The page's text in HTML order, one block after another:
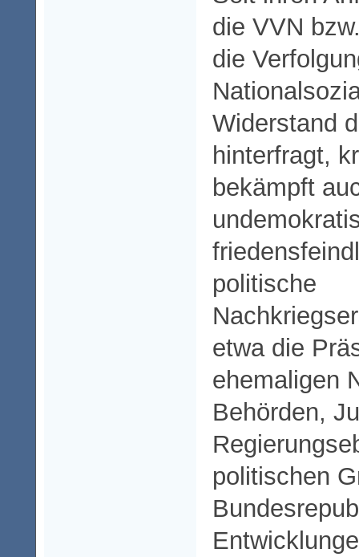
die VVN
die
Widerstand
hinterfragt,
bekämpft
politische
etwa die
ehemaligen
Behörden,
politischen